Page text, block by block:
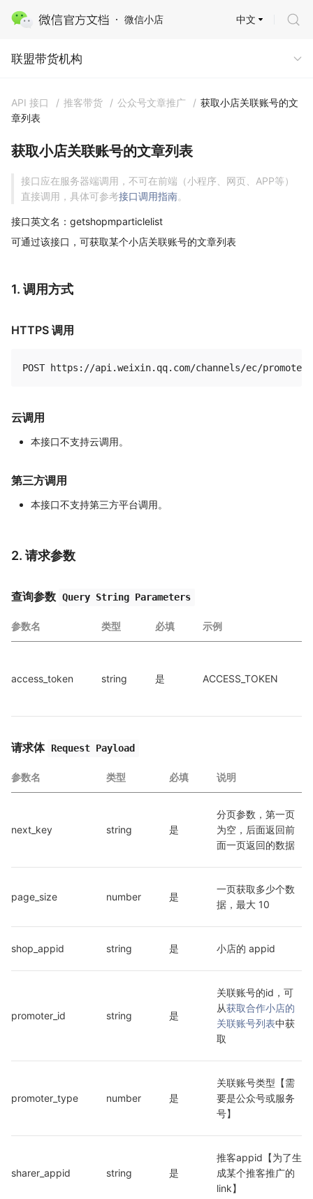
微信小店
联盟带货机构
中文
联盟带货机构
API 接口 / 推客带货 / 公众号文章推广 / 获取小店关联账号的文
章列表
获取小店关联账号的文章列表
接口应在服务器端调用，不可在前端（小程序、网页、APP等）
直接调用，具体可参考接口调用指南。
接口英文名：getshopmparticlelist
可通过该接口，可获取某个小店关联账号的文章列表
1. 调用方式
HTTPS 调用
云调用
本接口不支持云调用。
第三方调用
本接口不支持第三方平台调用。
2. 请求参数
查询参数 Query String Parameters
参数名 类型 必填 示例
access_token string 是 ACCESS_TOKEN
请求体 Request Payload
参数名 类型 必填 说明
next_key string 是
分页参数，第一页
为空，后面返回前
面一页返回的数据
page_size number 是
一页获取多少个数
据，最大 10
shop_appid string 是 小店的 appid
promoter_id string 是
关联账号的id，可
从获取合作小店的
关联账号列表中获
取
promoter_type number 是
关联账号类型【需
要是公众号或服务
号】
sharer_appid string 是
推客appid【为了生
成某个推客推广的
link】